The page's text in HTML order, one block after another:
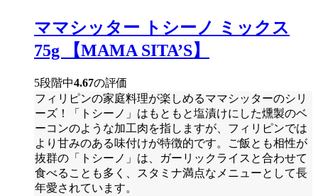
グ
ア
バ
ス
プ
ミ
ッ
ク
ス
40g
【MAMA
SITA'S】
個
ママシッター トシーノ ミックス
75g 【MAMA SITA’S】
5段階中4.67の評価
フィリピンの家庭料理が楽しめるママシッターのシリ
ーズ！「トシーノ」はもともと塩漬けにした燻製のベ
ーコンのような加工肉を指しますが、フィリピンでは
より甘みのある味付けが特徴的です。ご飯とも相性が
抜群の「トシーノ」は、ガーリックライスと合わせて
食べることも多く、スタミナ満点なメニューとして長
年愛されています。